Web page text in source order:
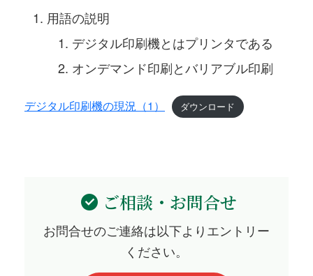
用語の説明
デジタル印刷機とはプリンタである
オンデマンド印刷とバリアブル印刷
デジタル印刷機の現況（1） ダウンロード
ご相談・お問合せ
お問合せのご連絡は以下よりエントリー
ください。